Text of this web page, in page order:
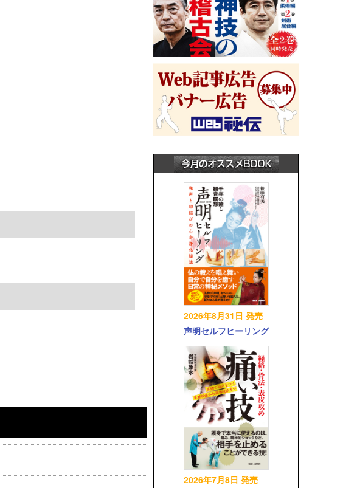
2026年8月31日 発売
声明セルフヒーリング
2026年7月8日 発売